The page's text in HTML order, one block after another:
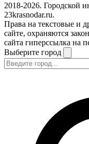
2018-2026. Городской
23krasnodar.ru.
Права на текстовые и
сайте, охраняются
сайта гиперссылка на
Выберите город